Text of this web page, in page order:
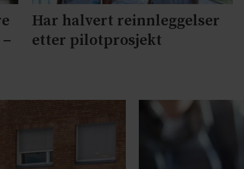
Har halvert reinnleggelser
etter pilotprosjekt